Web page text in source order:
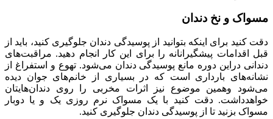
مسواک و نخ دندان
دقت کنید برای اینکه بتوانید از پوسیدگی دندان جلوگیری کنید، باید از
قبل اقدامات پیشگیرانانه را برای این کار انجام دهید. مراقبت‌های
دندانی دراین دوره مانع پوسیدگی دندان می‌شود. تهوع و استفراغ از
نشانه‌های بارداری است که در بسیاری از خانم‌های جوان دیده
می‌شود وهمین موضوع نیز اثرات مخربی را روی دندان‌هایتان
خواهدداشت. دقت کنید با یک مسواک نرم روزی یک و یا دوبار
مسواک بزنید تا از پوسیدگی دندان جلوگیری کنید.